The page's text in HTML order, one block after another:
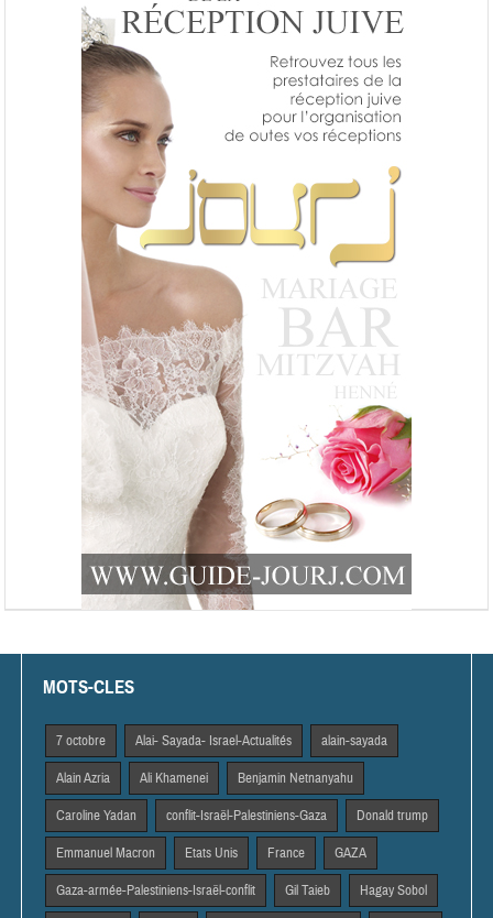
MOTS-CLES
7 octobre Alai- Sayada- Israel-Actualités alain-sayada
Alain Azria Ali Khamenei Benjamin Netnanyahu
Caroline Yadan conflit-Israël-Palestiniens-Gaza Donald trump
Emmanuel Macron Etats Unis France GAZA
Gaza-armée-Palestiniens-Israël-conflit Gil Taieb Hagay Sobol